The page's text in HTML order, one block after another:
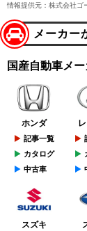
情報提供元：株式会社ゴ
メーカー
国産自動車メ
ホンダ
記事一覧
カタログ
中古車
スズキ